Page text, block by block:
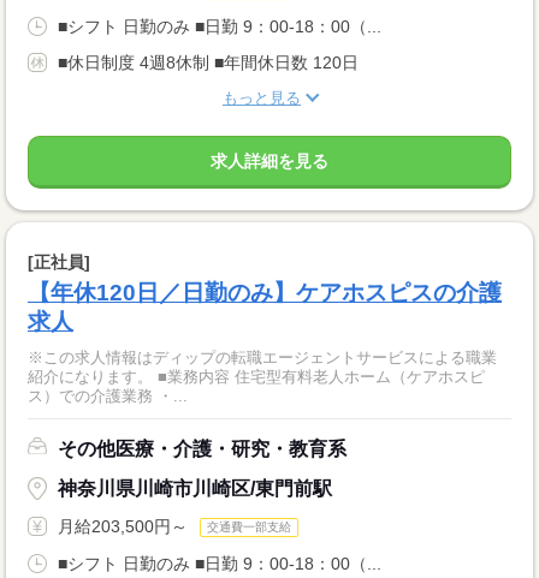
■シフト 日勤のみ ■日勤 9：00-18：00（...
■休日制度 4週8休制 ■年間休日数 120日
もっと見る
求人詳細を見る
[正社員]
【年休120日／日勤のみ】ケアホスピスの介護
求人
※この求人情報はディップの転職エージェントサービスによる職業
紹介になります。 ■業務内容 住宅型有料老人ホーム（ケアホスピ
ス）での介護業務 ・...
その他医療・介護・研究・教育系
神奈川県川崎市川崎区/東門前駅
月給203,500円～ 交通費一部支給
■シフト 日勤のみ ■日勤 9：00-18：00（...